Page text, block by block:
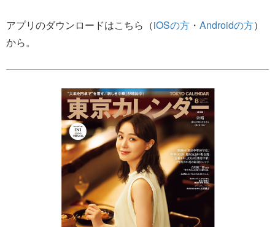
アプリのダウンロードはこちら（iOSの方 ・ Androidの方）
から。